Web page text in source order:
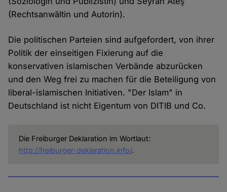
(Rechtsanwältin und Autorin).
Die politischen Parteien sind aufgefordert, von ihrer
Politik der einseitigen Fixierung auf die
konservativen islamischen Verbände abzurücken
und den Weg frei zu machen für die Beteiligung von
liberal-islamischen Initiativen. "Der Islam" in
Deutschland ist nicht Eigentum von DITIB und Co.
Die Freiburger Deklaration im Wortlaut:
http://freiburger-deklaration.info/.